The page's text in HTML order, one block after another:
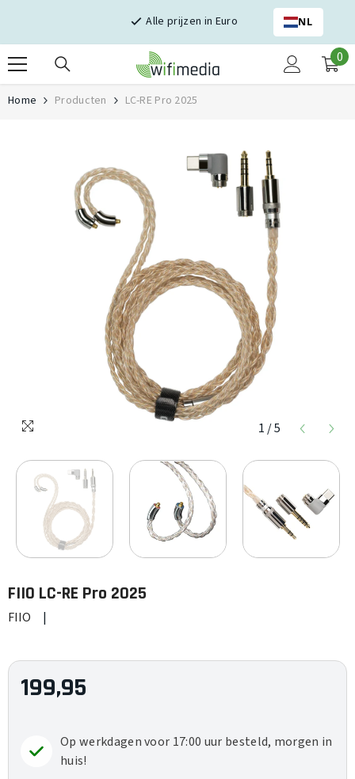
Alle prijzen in Euro NL
0
0
Home Producten LC-RE Pro 2025
FIIO LC-RE Pro 2025
FIIO |
1 /5
199,95
Op werkdagen voor 17:00 uur besteld, morgen in
huis!